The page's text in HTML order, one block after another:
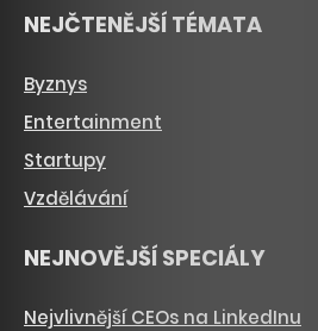
NEJČTENĚJŠÍ TÉMATA
Byznys
Entertainment
Startupy
Vzdělávání
NEJNOVĚJŠÍ SPECIÁLY
Nejvlivnější CEOs na LinkedInu